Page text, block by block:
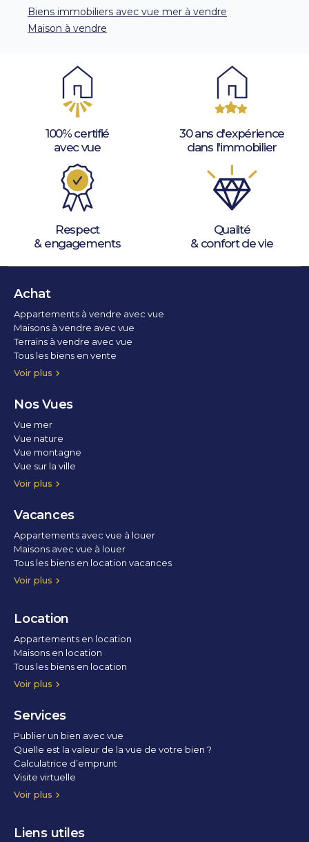
Biens immobiliers avec vue mer à vendre
Maison à vendre
100% certifié
avec vue
30 ans d'expérience
dans l'immobilier
Respect
& engagements
Qualité
& confort de vie
Achat
Voir plus
Appartements à vendre avec vue
Maisons à vendre avec vue
Terrains à vendre avec vue
Tous les biens en vente
Nos Vues
Voir plus
Vue mer
Vue nature
Vue montagne
Vue sur la ville
Vue parc
Vue fleuve
Vue lac
Vue marina / port
Vacances
Voir plus
Appartements avec vue à louer
Maisons avec vue à louer
Tous les biens en location vacances
Location
Voir plus
Appartements en location
Maisons en location
Tous les biens en location
Services
Voir plus
Publier un bien avec vue
Quelle est la valeur de la vue de votre bien ?
Calculatrice d’emprunt
Visite virtuelle
Home staging
Liens utiles